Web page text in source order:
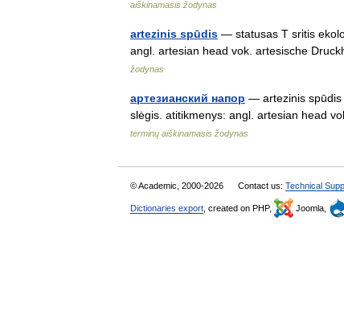
aiškinamasis žodynas
artezinis spūdis — statusas T sritis
angl. artesian head vok. artesische
žodynas
артезианский напор — artezinis spūdis
slėgis. atitikmenys: angl. artesian head
terminų aiškinamasis žodynas
© Academic, 2000-2026 Contact us: Technical
Dictionaries export , created on PHP, Joomla,